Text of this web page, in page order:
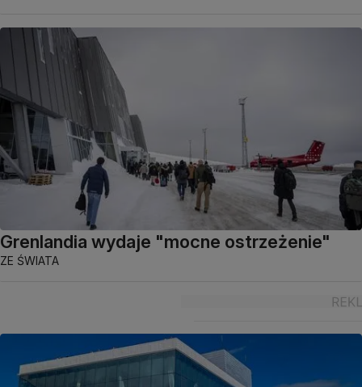
Grenlandia wydaje "mocne ostrzeżenie"
ZE ŚWIATA